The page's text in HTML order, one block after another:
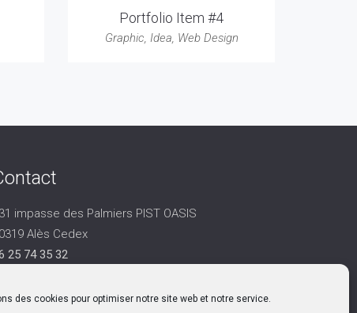
des cookies pour optimiser notre site web et notre service.
Portfolio Item #4
Graphic, Idea, Web Design
impasse des Palmiers PIST OASIS
Alès Cedex
25 74 35 32